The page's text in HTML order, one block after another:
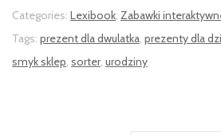
Categories: Lexibook, Zabawki
Tags: prezent dla dwulatka, prezenty dla
smyk sklep, sorter, urodziny